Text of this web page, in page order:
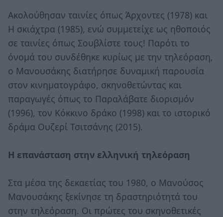
Ακολούθησαν ταινίες όπως Άρχοντες (1978) και
Η σκιάχτρα (1985), ενώ συμμετείχε ως ηθοποιός
σε ταινίες όπως Σουβλίστε τους! Παρότι το
όνομά του συνδέθηκε κυρίως με την τηλεόραση,
ο Μανουσάκης διατήρησε δυναμική παρουσία
στον κινηματογράφο, σκηνοθετώντας και
παραγωγές όπως το Παραλάβατε διορισμόν
(1996), τον Κόκκινο δράκο (1998) και το ιστορικό
δράμα Ουζερί Τσιτσάνης (2015).
Η επανάσταση στην ελληνική τηλεόραση
Στα μέσα της δεκαετίας του 1980, ο Μανούσος
Μανουσάκης ξεκίνησε τη δραστηριότητά του
στην τηλεόραση. Οι πρώτες του σκηνοθετικές